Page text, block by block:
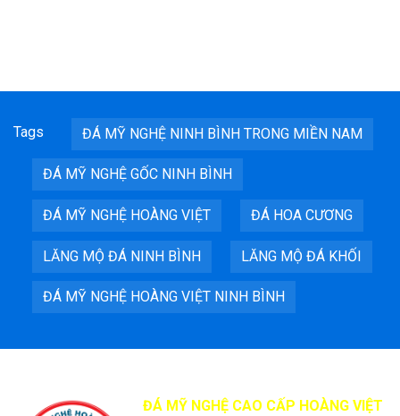
Tags ĐÁ MỸ NGHỆ NINH BÌNH TRONG MIỀN NAM
ĐÁ MỸ NGHỆ GỐC NINH BÌNH
ĐÁ MỸ NGHỆ HOÀNG VIỆT ĐÁ HOA CƯƠNG
LĂNG MỘ ĐÁ NINH BÌNH LĂNG MỘ ĐÁ KHỐI
ĐÁ MỸ NGHỆ HOÀNG VIỆT NINH BÌNH
ĐÁ MỸ NGHỆ CAO CẤP HOÀNG VIỆT